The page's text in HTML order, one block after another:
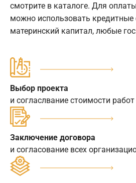
смотрите в каталоге. Для
можно использовать кредитные
материнский капитал, любые
Выбор проекта
и согласлвание стоимости работ
Заключение договора
и согласование всех